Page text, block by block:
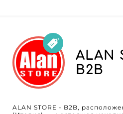
ALAN
B2B
ALAN STORE - B2B,